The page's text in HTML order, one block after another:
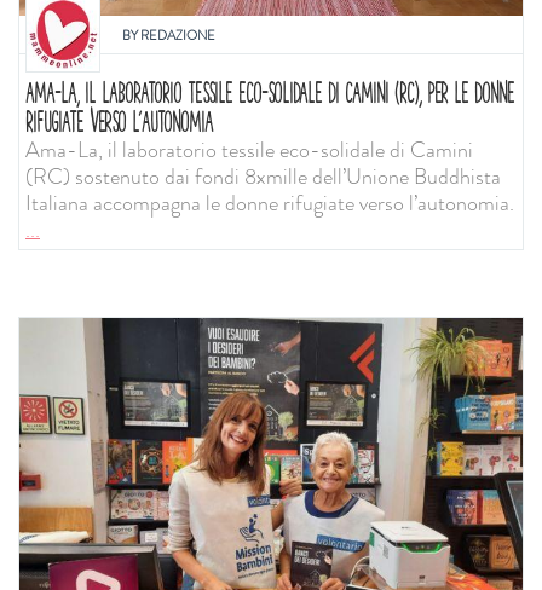
BYREDAZIONE
AMA-LA, IL LABORATORIO TESSILE ECO-SOLIDALE DI CAMINI (RC), PER LE DONNE
RIFUGIATE VERSO L’AUTONOMIA
Ama-La, il laboratorio tessile eco-solidale di Camini
(RC) sostenuto dai fondi 8xmille dell’Unione Buddhista
Italiana accompagna le donne rifugiate verso l’autonomia.
...